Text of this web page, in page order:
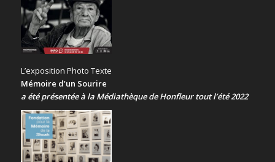
L’exposition Photo Texte
Mémoire d’un Sourire
a été présentéeà la Médiathèque de Honfleur tout l’été 2022